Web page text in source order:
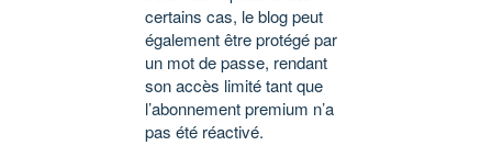
certains cas, le blog peut
également être protégé par
un mot de passe, rendant
son accès limité tant que
l’abonnement premium n’a
pas été réactivé.